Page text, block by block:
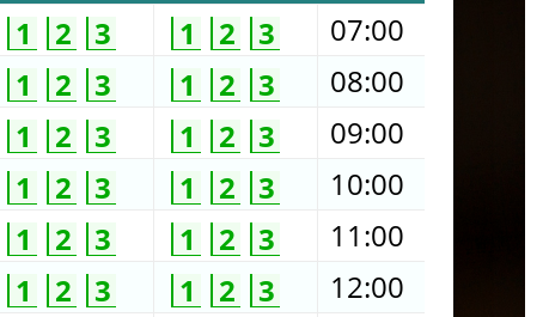
1 2 3 1 2 3
07:00
1 2 3 1 2 3
08:00
1 2 3 1 2 3
09:00
1 2 3 1 2 3
10:00
1 2 3 1 2 3
11:00
1 2 3 1 2 3
12:00